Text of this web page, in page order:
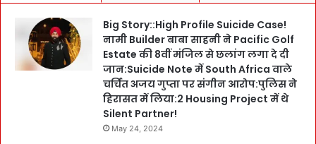
Big Story::High Profile Suicide Case!
नामी Builder बाबा साहनी ने Pacific Golf
Estate की 8वीं मंजिल से छलांग लगा दे दी
जान:Suicide Note में South Africa वाले
चर्चित अजय गुप्ता पर संगीन आरोप:पुलिस ने
हिरासत में लिया:2 Housing Project में थे
Silent Partner!
May 24, 2024